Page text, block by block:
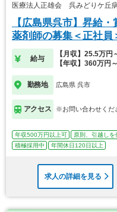
医療法人正雄会 呉みどりケ丘
【広島県呉市】昇給
薬剤師の募集＜正社員
給与
【月収】25.5万
【年収】360万円
勤務地 広島県 呉市
アクセス ※お問い合わせくだ
年収500万円以上可 原則、引越しを
積極採用中
年間休日120日以上
求人の詳細を見る